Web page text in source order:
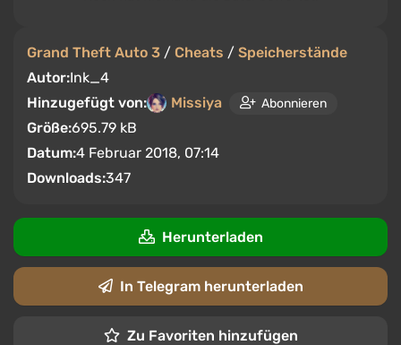
Grand Theft Auto 3 / Cheats / Speicherstände
Autor:Ink_4
Hinzugefügt von:
Missiya Abonnieren
Größe:695.79 kB
Datum:4 Februar 2018, 07:14
Downloads:347
Herunterladen
In Telegram herunterladen
Zu Favoriten hinzufügen